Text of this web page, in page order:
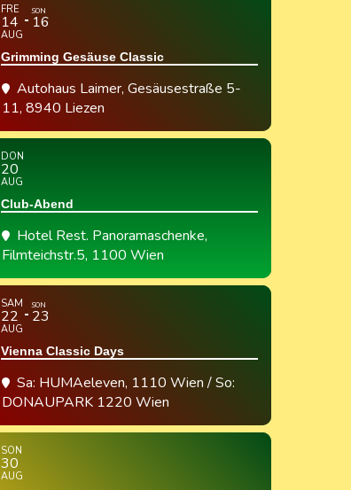
FRE
14
AUG
SON
16
Grimming Gesäuse Classic
Autohaus Laimer, Gesäusestraße 5-
11, 8940 Liezen
DON
20
AUG
Club-Abend
Hotel Rest. Panoramaschenke,
Filmteichstr.5, 1100 Wien
SAM
22
AUG
SON
23
Vienna Classic Days
Sa: HUMAeleven, 1110 Wien / So:
DONAUPARK 1220 Wien
SON
30
AUG